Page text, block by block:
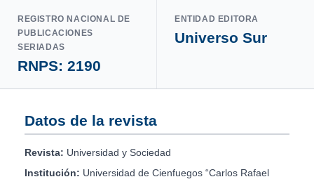
REGISTRO NACIONAL DE
PUBLICACIONES
SERIADAS
RNPS: 2190
ENTIDAD EDITORA
Universo Sur
Datos de la revista
Revista: Universidad y Sociedad
Institución: Universidad de Cienfuegos “Carlos Rafael